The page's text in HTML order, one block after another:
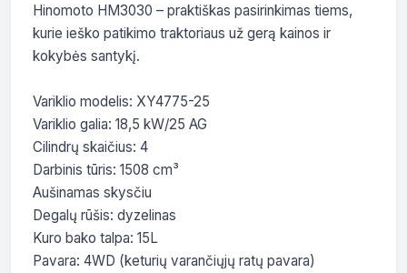
Hinomoto HM3030 – praktiškas pasirinkimas tiems,
kurie ieško patikimo traktoriaus už gerą kainos ir
kokybės santykį.
Variklio modelis: XY4775-25
Variklio galia: 18,5 kW/25 AG
Cilindrų skaičius: 4
Darbinis tūris: 1508 cm³
Aušinamas skysčiu
Degalų rūšis: dyzelinas
Kuro bako talpa: 15L
Pavara: 4WD (keturių varančiųjų ratų pavara)